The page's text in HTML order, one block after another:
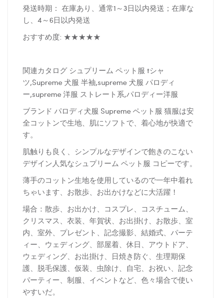
発送時期： 在庫あり、通常1～3日以内発送；在庫な
し、4～6日以内発送
おすすめ度: ★★★★★
関連カタログ シュプリーム ペット服 tシャ
ツ,Supreme 犬服 半袖,supreme 犬服 パロディ
ー,supreme 洋服 ストレート系,パロディー洋服
ブランド パロディ犬服 Supreme ペット服 猫服は安
全コットンで生地、肌にソフトで、着心地が快適で
す。
肌触りも良く、シンプルなデザインで飽きのこない
デザイン人気なシュプリーム ペット服 コピーです。
薄手のコットン生地を使用しているので一年中着れ
ちゃいます、お散歩、お出かけなどに大活躍！
場合：散歩、お出かけ、コスプレ、コスチューム、
クリスマス、衣装、年賀状、お出掛け、お散歩、室
内、室外、プレゼント、記念撮影、結婚式、パーテ
ィー、ウェディング、部屋着、休日、アウトドア、
ウェディング、お出掛け、日焼き防ぐ、生理期保
護、脱毛保護、仮装、虫除け、自宅、お祝い、記念
パーティー、制服、イベントなど、色々場合で使い
やすいだ。